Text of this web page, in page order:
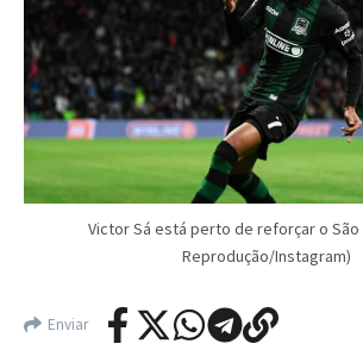
Victor Sá está perto de reforçar o São
Reprodução/Instagram)
Enviar